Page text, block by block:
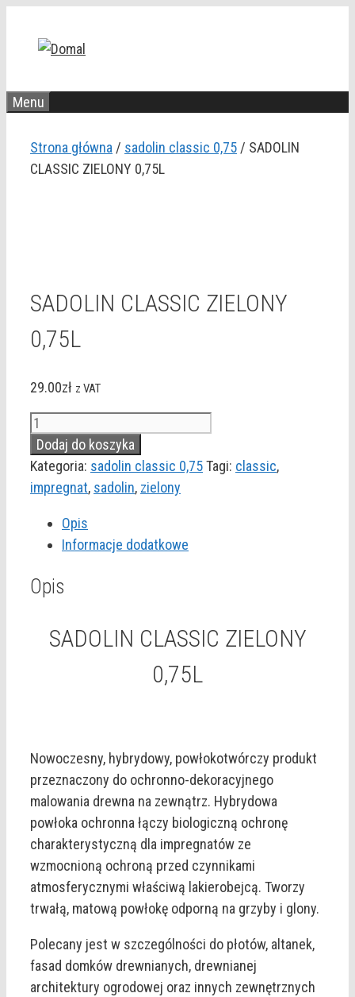
Menu
Strona główna / sadolin classic 0,75 / SADOLIN
CLASSIC ZIELONY 0,75L
SADOLIN CLASSIC ZIELONY
0,75L
29.00zł z VAT
ilość
SADOLIN
CLASSIC
ZIELONY
Dodaj do koszyka
Kategoria: sadolin classic 0,75Tagi: classic,
impregnat, sadolin, zielony
Opis
Informacje dodatkowe
Opis
SADOLIN CLASSIC ZIELONY
0,75L
Nowoczesny, hybrydowy, powłokotwórczy produkt
przeznaczony do ochronno-dekoracyjnego
malowania drewna na zewnątrz. Hybrydowa
powłoka ochronna łączy biologiczną ochronę
charakterystyczną dla impregnatów ze
wzmocnioną ochroną przed czynnikami
atmosferycznymi właściwą lakierobejcą. Tworzy
trwałą, matową powłokę odporną na grzyby i glony.
Polecany jest w szczególności do płotów, altanek,
fasad domków drewnianych, drewnianej
architektury ogrodowej oraz innych zewnętrznych